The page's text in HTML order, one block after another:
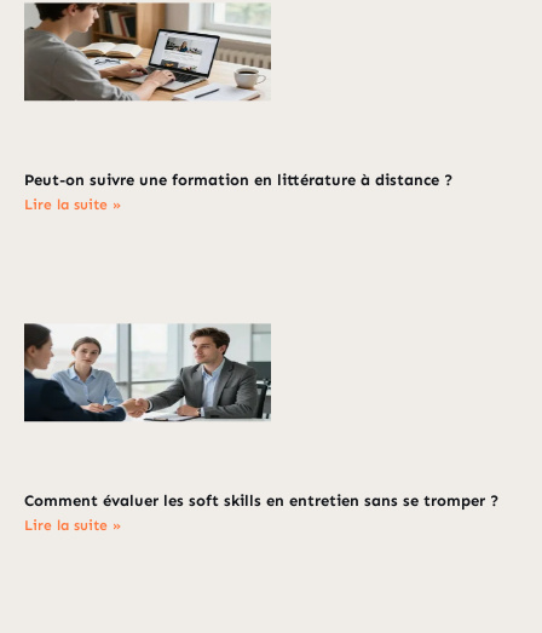
Peut-on suivre une formation en littérature à distance ?
Lire la suite »
Comment évaluer les soft skills en entretien sans se tromper ?
Lire la suite »